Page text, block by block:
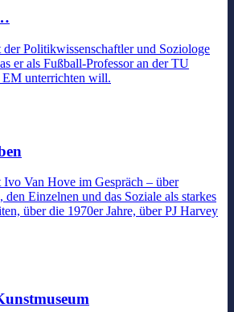
der Politikwissenschaftler und Soziologe
er als Fußball-Professor an der TU
unterrichten will.
Van Hove im Gespräch – über
Einzelnen und das Soziale als starkes
über die 1970er Jahre, über PJ Harvey